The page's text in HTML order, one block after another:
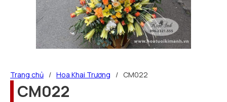
Trang chủ / Hoa Khai Trương / CM022
CM022